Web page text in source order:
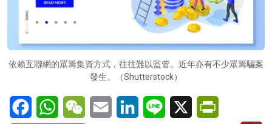
依賴互聯網的眾籌集資方式，往往難以監管。近年亦有不少眾籌騙案
發生。（Shutterstock）
FacebookWhatsAppWeChatEmail LinkedInLine X